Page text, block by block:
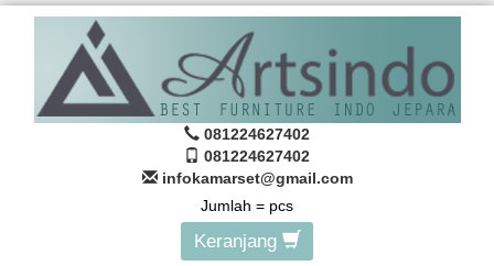
081224627402
081224627402
infokamarset@gmail.com
Jumlah = pcs
Keranjang